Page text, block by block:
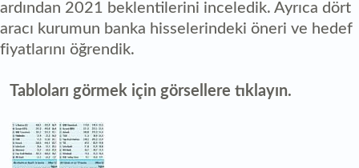
ardından 2021 beklentilerini inceledik. Ayrıca dört
aracı kurumun banka hisselerindeki öneri ve hedef
fiyatlarını öğrendik.
Tabloları görmek için görsellere tıklayın.